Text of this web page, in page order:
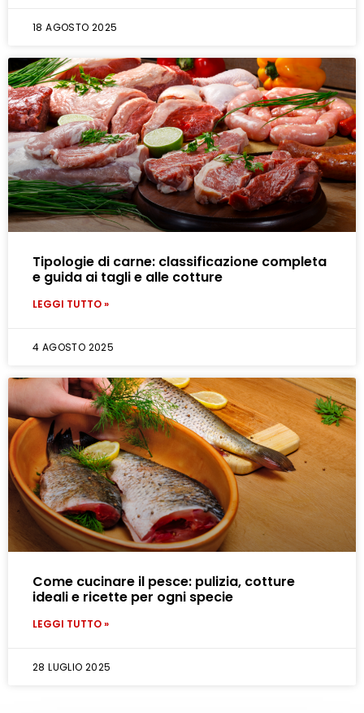
18 AGOSTO 2025
Tipologie di carne: classificazione completa
e guida ai tagli e alle cotture
LEGGI TUTTO »
4 AGOSTO 2025
Come cucinare il pesce: pulizia, cotture
ideali e ricette per ogni specie
LEGGI TUTTO »
28 LUGLIO 2025